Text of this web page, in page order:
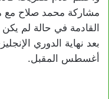
مشاركة محمد صلاح مع
القادمة في حالة لم
أغسطس المقبل.